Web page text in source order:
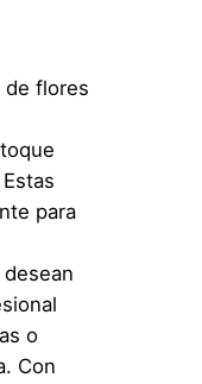
de flores
para
o
Con